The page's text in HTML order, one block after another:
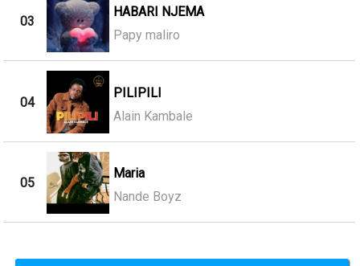
03
HABARI NJEMA
Papy maliro
04
PILIPILI
Alain Kambale
05
Maria
Nande Boyz